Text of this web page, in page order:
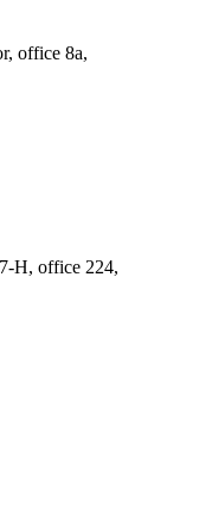
office 8a,
Н, office 224,